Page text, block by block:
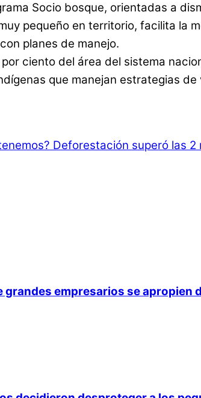
Socio bosque, orientadas a
pequeño en territorio, facilita la
planes de manejo.
ciento del área del sistema
que manejan estrategias
Deforestación superó las 2
grandes empresarios se apropien